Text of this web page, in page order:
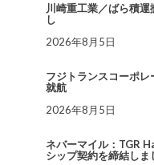
川崎重工業／ばら積
し
2026年8月5日
フジトランスコーポレ
就航
2026年8月5日
ネバーマイル：TGR
シップ契約を締結しま